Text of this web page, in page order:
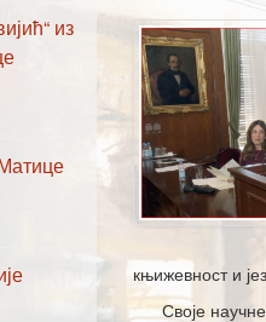
књижевност и
Своје
из